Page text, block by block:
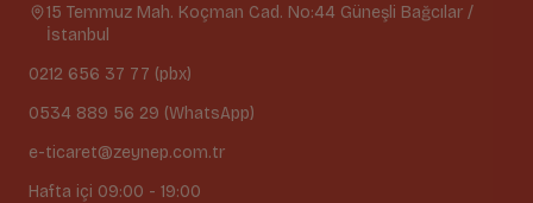
15 Temmuz Mah. Koçman Cad. No:44 Güneşli Bağcılar /
İstanbul
0212 656 37 77 (pbx)
0534 889 56 29 (WhatsApp)
e-ticaret@zeynep.com.tr
Hafta içi 09:00 - 19:00